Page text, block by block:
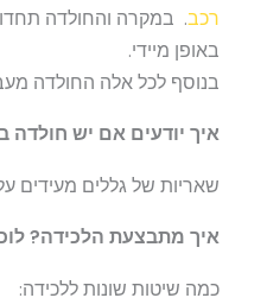
רכב. במקרה והחולדה
באופן מיידי.
בנוסף לכל אלה החולדה
איך יודעים אם יש חולדה
שאריות של גללים מעידים
איך מתבצעת הלכידה?
כמה שיטות שונות ללכידה: